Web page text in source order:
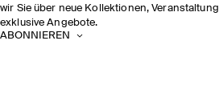
wir Sie über neue Kollektionen,
exklusive Angebote.
ABONNIEREN